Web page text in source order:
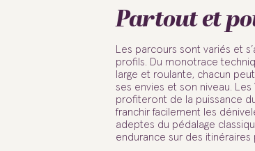
Partout et
Les parcours sont variés et
profils. Du monotrace
large et roulante, chacun
ses envies et son niveau.
profiteront de la puissance
franchir facilement les
adeptes du pédalage
endurance sur des itinéraires